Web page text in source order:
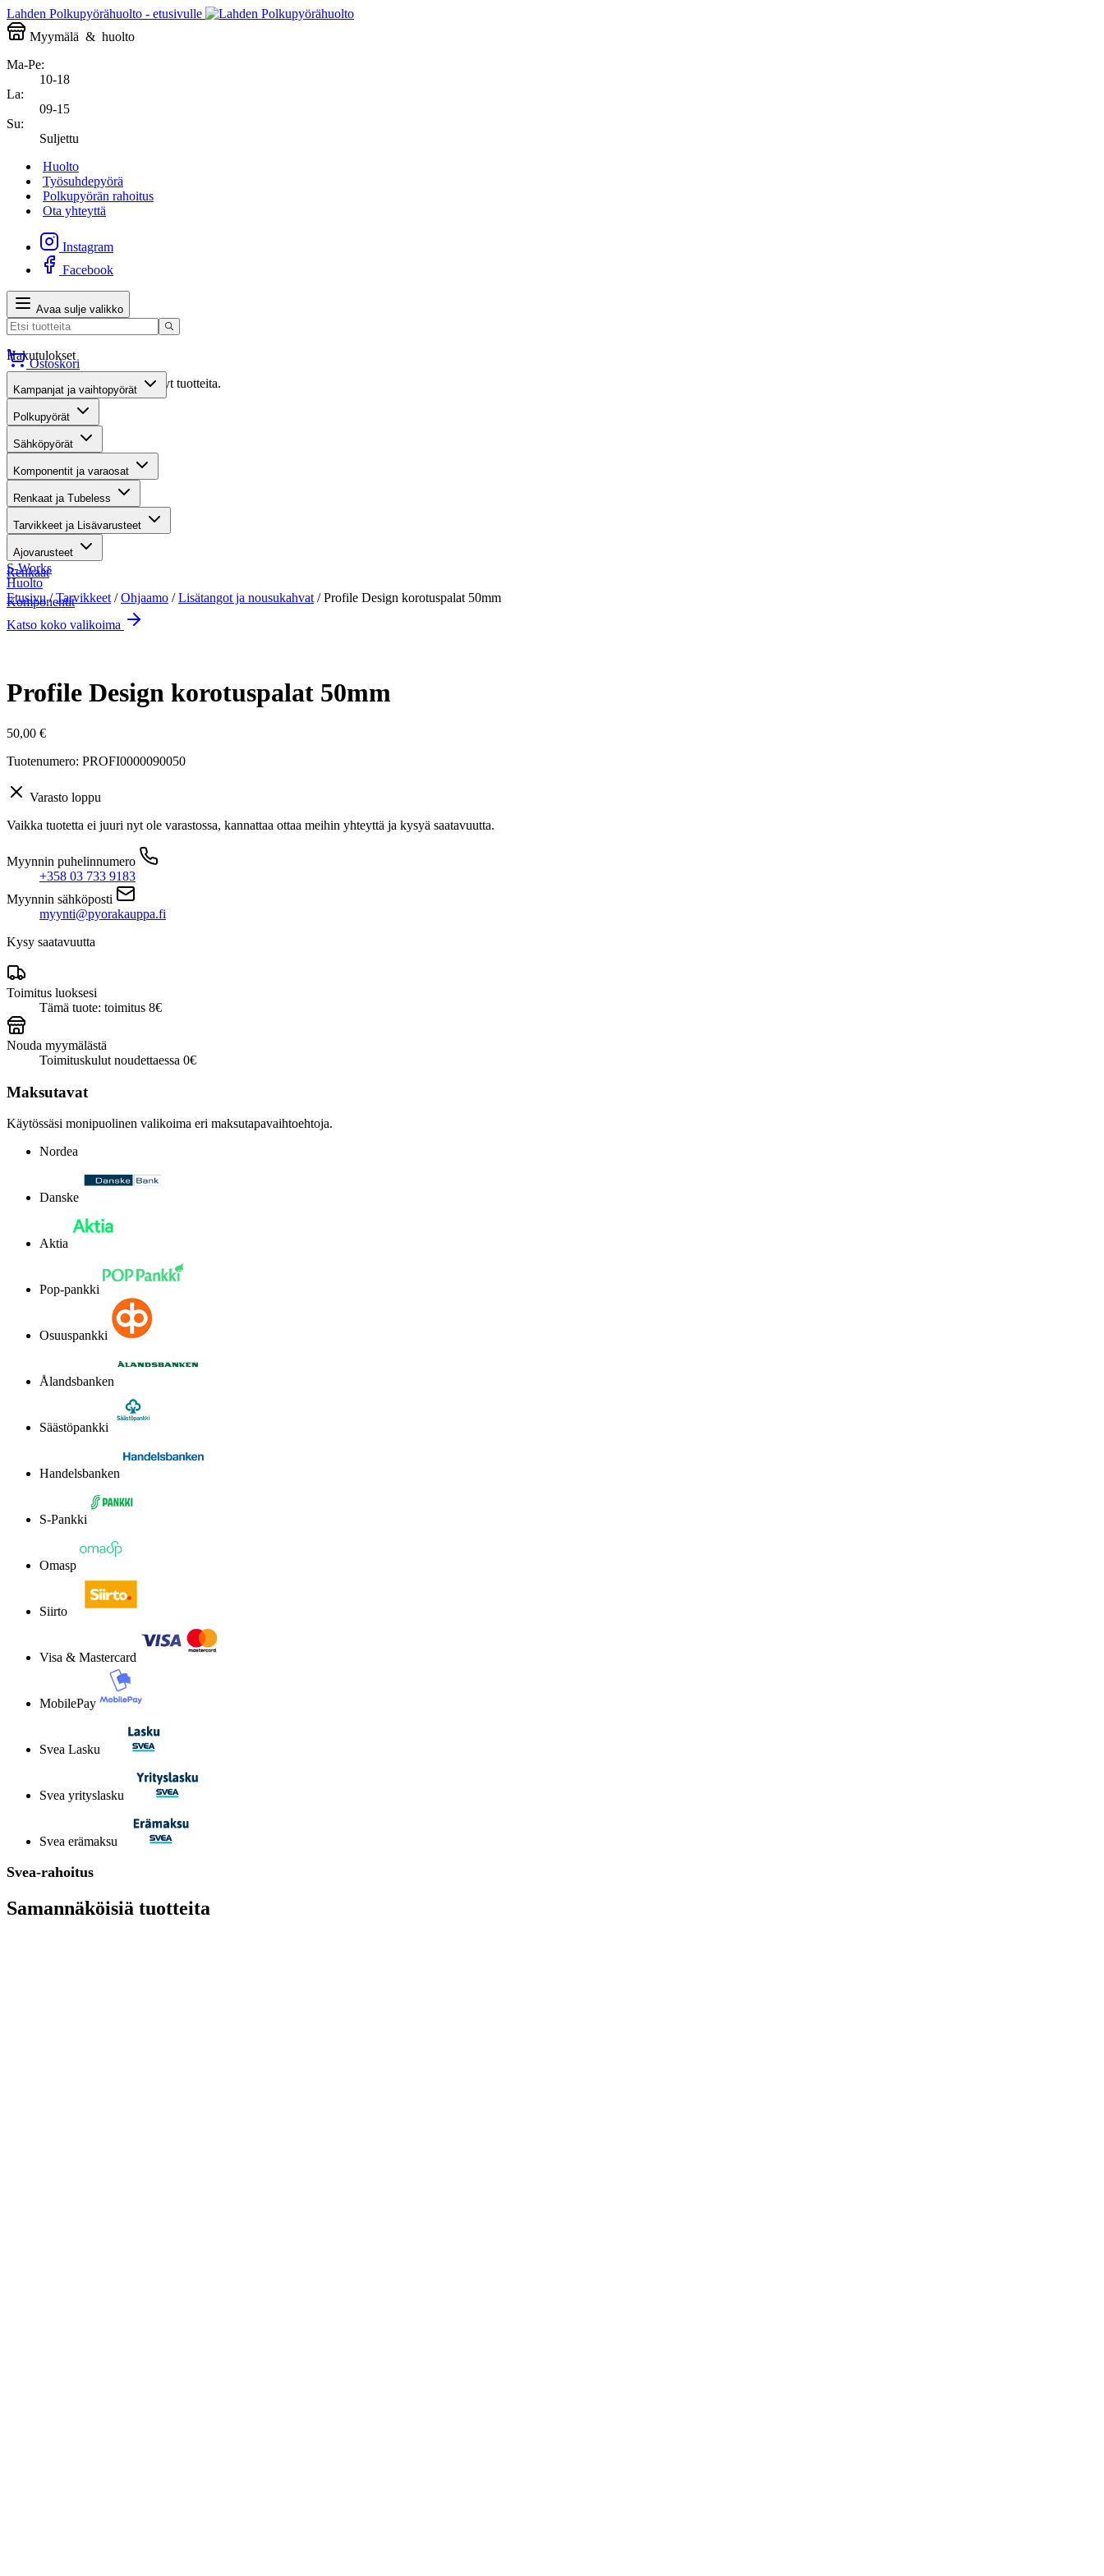
Lahden Polkupyörähuolto - etusivulle
Myymälä & huolto
Ma-Pe:
10-18
La:
09-15
Su:
Suljettu
Huolto
Työsuhdepyörä
Polkupyörän rahoitus
Ota yhteyttä
Instagram
Facebook
Avaa sulje valikko
Hakutulokset
Valitettavasti haullasi ei löytynyt tuotteita.
Suositut osastot
Gravel-pyörät
Maastosähköpyörät
Kaupunkisähköpyörät
Renkaat
Komponentit
Katso koko valikoima
Ostoskori
Kampanjat ja vaihtopyörät
Polkupyörät
Sähköpyörät
Komponentit ja varaosat
Renkaat ja Tubeless
Tarvikkeet ja Lisävarusteet
Ajovarusteet
S-Works
Huolto
Etusivu/Tarvikkeet /Ohjaamo /Lisätangot ja nousukahvat / Profile Design korotuspalat 50mm
Profile Design korotuspalat 50mm
50,00 €
Tuotenumero: PROFI0000090050
Varasto loppu
Vaikka tuotetta ei juuri nyt ole varastossa, kannattaa ottaa meihin yhteyttä ja kysyä saatavuutta.
Myynnin puhelinnumero
+358 03 733 9183
Myynnin sähköposti
myynti@pyorakauppa.fi
Kysy saatavuutta
Toimitus luoksesi
Tämä tuote: toimitus 8€
Nouda myymälästä
Toimituskulut noudettaessa 0€
Maksutavat
Käytössäsi monipuolinen valikoima eri maksutapavaihtoehtoja.
Nordea
Danske
Aktia
Pop-pankki
Osuuspankki
Ålandsbanken
Säästöpankki
Handelsbanken
S-Pankki
Omasp
Siirto
Visa & Mastercard
MobilePay
Svea Lasku
Svea yrityslasku
Svea erämaksu
Svea-rahoitus
Samannäköisiä tuotteita